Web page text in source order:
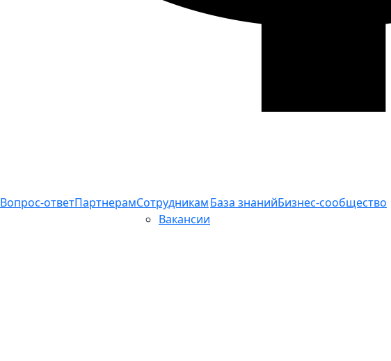
Вопрос-ответПартнерамСотрудникам
Вакансии
База знанийБизнес-сообщество